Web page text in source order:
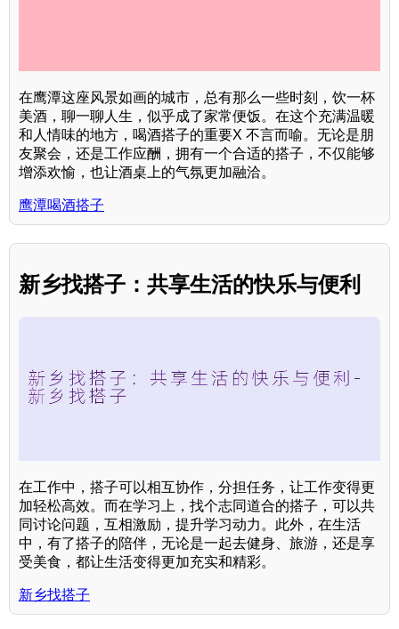
在鹰潭这座风景如画的城市，总有那么一些时刻，饮一杯
美酒，聊一聊人生，似乎成了家常便饭。在这个充满温暖
和人情味的地方，喝酒搭子的重要X 不言而喻。无论是朋
友聚会，还是工作应酬，拥有一个合适的搭子，不仅能够
增添欢愉，也让酒桌上的气氛更加融洽。
鹰潭喝酒搭子
新乡找搭子：共享生活的快乐与便利
在工作中，搭子可以相互协作，分担任务，让工作变得更
加轻松高效。而在学习上，找个志同道合的搭子，可以共
同讨论问题，互相激励，提升学习动力。此外，在生活
中，有了搭子的陪伴，无论是一起去健身、旅游，还是享
受美食，都让生活变得更加充实和精彩。
新乡找搭子